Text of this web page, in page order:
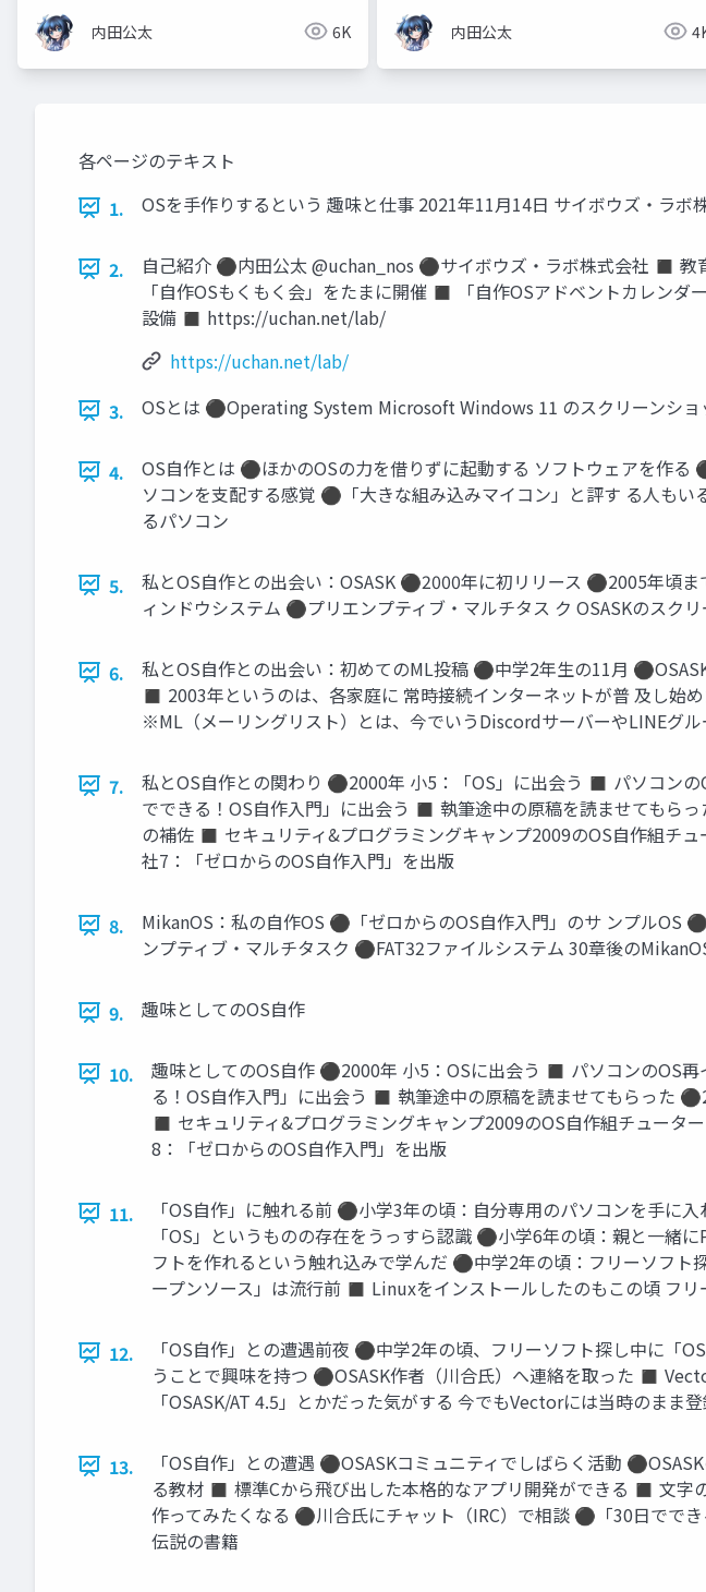
内田公太 6K 内田公太
各ページのテキスト
1.
OSを手作りするという 趣味と仕事 2021年11月14日 サイボウズ・ラボ
2.
自己紹介 ⚫内田公太 @uchan_nos ⚫サイボウズ・ラボ株式会社 ◼
「自作OSもくもく会」をたまに開催 ◼ 「自作OSアドベントカレン
設備 ◼ https://uchan.net/lab/
https://uchan.net/lab/
3.
OSとは ⚫Operating System Microsoft Windows 11 のスクリーンシ
4.
OS自作とは ⚫ほかのOSの力を借りずに起動する ソフトウェアを作
ソコンを支配する感覚 ⚫「大きな組み込みマイコン」と評す る人も
るパソコン
5.
私とOS自作との出会い：OSASK ⚫2000年に初リリース ⚫2005年頃
ィンドウシステム ⚫プリエンプティブ・マルチタス ク OSASKのスク
6.
私とOS自作との出会い：初めてのML投稿 ⚫中学2年生の11月
◼ 2003年というのは、各家庭に 常時接続インターネットが普 及し
※ML（メーリングリスト）とは、今でいうDiscordサーバーやLINEグル
7.
私とOS自作との関わり ⚫2000年 小5：「OS」に出会う ◼ パソコン
でできる！OS自作入門」に出会う ◼ 執筆途中の原稿を読ませてもら
の補佐 ◼ セキュリティ&プログラミングキャンプ2009のOS自作組チ
社7：「ゼロからのOS自作入門」を出版
8.
MikanOS：私の自作OS ⚫「ゼロからのOS自作入門」のサ ンプルOS
ンプティブ・マルチタスク ⚫FAT32ファイルシステム 30章後の
9. 趣味としてのOS自作
10.
趣味としてのOS自作 ⚫2000年 小5：OSに出会う ◼ パソコンのOS
る！OS自作入門」に出会う ◼ 執筆途中の原稿を読ませてもらった
◼ セキュリティ&プログラミングキャンプ2009のOS自作組チュー
8：「ゼロからのOS自作入門」を出版
11.
「OS自作」に触れる前 ⚫小学3年の頃：自分専用のパソコンを手
「OS」というものの存在をうっすら認識 ⚫小学6年の頃：親と一
フトを作れるという触れ込みで学んだ ⚫中学2年の頃：フリーソフ
ープンソース」は流行前 ◼ Linuxをインストールしたのもこの頃 フ
12.
「OS自作」との遭遇前夜 ⚫中学2年の頃、フリーソフト探し中に
うことで興味を持つ ⚫OSASK作者（川合氏）へ連絡を取った ◼
「OSASK/AT 4.5」とかだった気がする 今でもVectorには当時のまま
13.
「OS自作」との遭遇 ⚫OSASKコミュニティでしばらく活動
る教材 ◼ 標準Cから飛び出した本格的なアプリ開発ができる ◼ 文字
作ってみたくなる ⚫川合氏にチャット（IRC）で相談 ⚫「30日でで
伝説の書籍